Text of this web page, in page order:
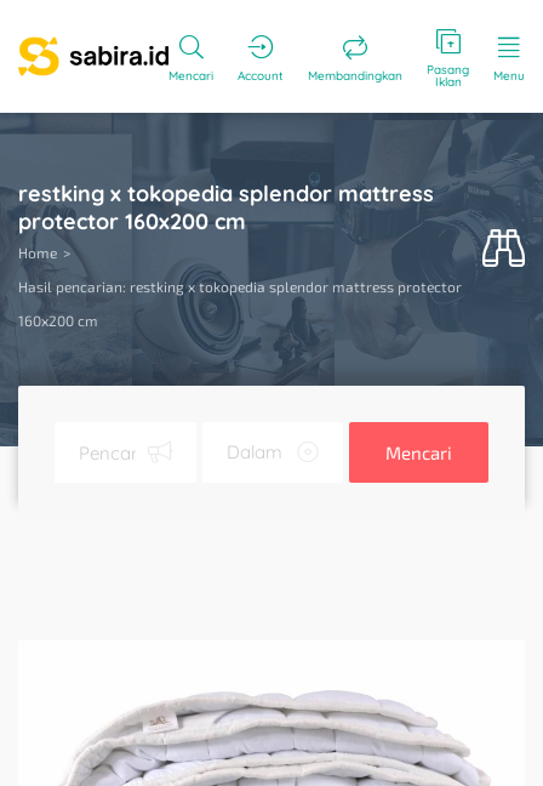
Mencari Account Membandingkan Pasang
Iklan Menu
restking x tokopedia splendor mattress
protector 160x200 cm
Home
Hasil pencarian: restking x tokopedia splendor mattress protector
160x200 cm
Mencari